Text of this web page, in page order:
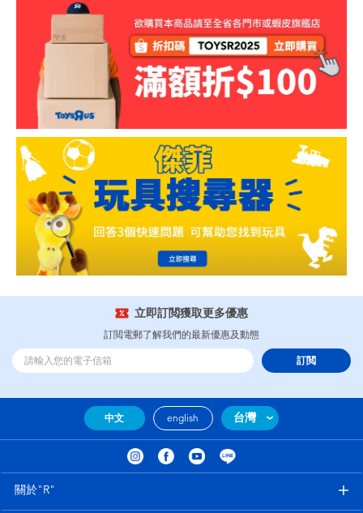
立即訂閲獲取更多優惠
訂閲電郵了解我們的最新優惠及動態
訂閲
中文 english 台灣
關於"R"